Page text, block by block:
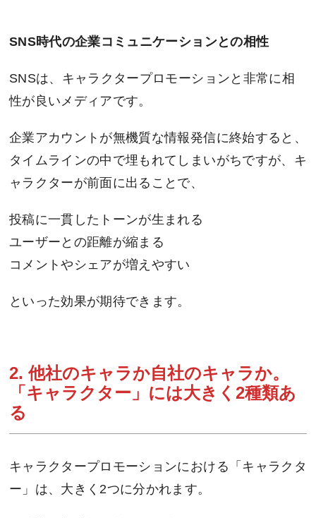
SNS時代の企業コミュニケーションとの相性
SNSは、キャラクタープロモーションと非常に相
性が良いメディアです。
企業アカウントが無機質な情報発信に終始すると、
タイムラインの中で埋もれてしまいがちですが、キ
ャラクターが前面に出ることで、
投稿に一貫したトーンが生まれる
ユーザーとの距離が縮まる
コメントやシェアが増えやすい
といった効果が期待できます。
2. 他社のキャラか自社のキャラか。
「キャラクター」には大きく2種類あ
る
キャラクタープロモーションにおける「キャラクタ
ー」は、大きく2つに分かれます。